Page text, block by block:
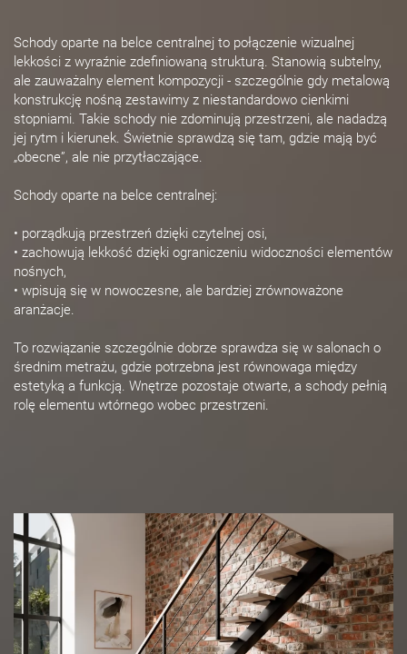
Schody oparte na belce centralnej to połączenie wizualnej
lekkości z wyraźnie zdefiniowaną strukturą. Stanowią subtelny,
ale zauważalny element kompozycji - szczególnie gdy metalową
konstrukcję nośną zestawimy z niestandardowo cienkimi
stopniami. Takie schody nie zdominują przestrzeni, ale nadadzą
jej rytm i kierunek. Świetnie sprawdzą się tam, gdzie mają być
„obecne”, ale nie przytłaczające.
Schody oparte na belce centralnej:
• porządkują przestrzeń dzięki czytelnej osi,
• zachowują lekkość dzięki ograniczeniu widoczności elementów
nośnych,
• wpisują się w nowoczesne, ale bardziej zrównoważone
aranżacje.
To rozwiązanie szczególnie dobrze sprawdza się w salonach o
średnim metrażu, gdzie potrzebna jest równowaga między
estetyką a funkcją. Wnętrze pozostaje otwarte, a schody pełnią
rolę elementu wtórnego wobec przestrzeni.